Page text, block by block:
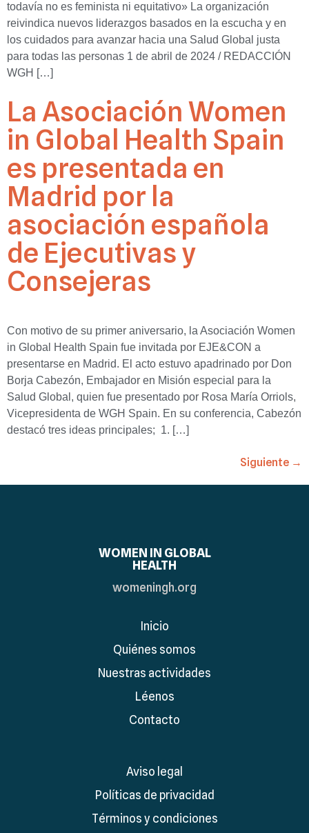
todavía no es feminista ni equitativo» La organización
reivindica nuevos liderazgos basados en la escucha y en
los cuidados para avanzar hacia una Salud Global justa
para todas las personas 1 de abril de 2024 / REDACCIÓN
WGH […]
La Asociación Women
in Global Health Spain
es presentada en
Madrid por la
asociación española
de Ejecutivas y
Consejeras
Con motivo de su primer aniversario, la Asociación Women
in Global Health Spain fue invitada por EJE&CON a
presentarse en Madrid. El acto estuvo apadrinado por Don
Borja Cabezón, Embajador en Misión especial para la
Salud Global, quien fue presentado por Rosa María Orriols,
Vicepresidenta de WGH Spain. En su conferencia, Cabezón
destacó tres ideas principales; 1. […]
Siguiente →
WOMEN IN GLOBAL
HEALTH
womeningh.org
Inicio
Quiénes somos
Nuestras actividades
Léenos
Contacto
Aviso legal
Políticas de privacidad
Términos y condiciones